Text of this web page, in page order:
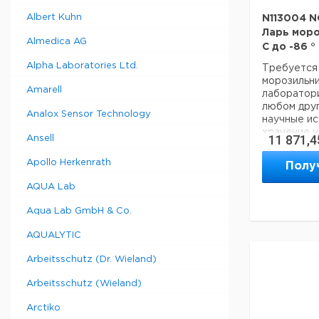
Albert Kuhn
Almedica AG
Alpha Laboratories Ltd.
Amarell
Analox Sensor Technology
Ansell
Apollo Herkenrath
AQUA Lab
Aqua Lab GmbH & Co.
AQUALYTIC
Arbeitsschutz (Dr. Wieland)
Arbeitsschutz (Wieland)
Arctiko
Тип
рабочая
Высота
Глубина
Входная
N113004
Ларь
C до -86 °
любом
научные
хранение
например,
клеточных
тканей.
камера
очень
требуется
11